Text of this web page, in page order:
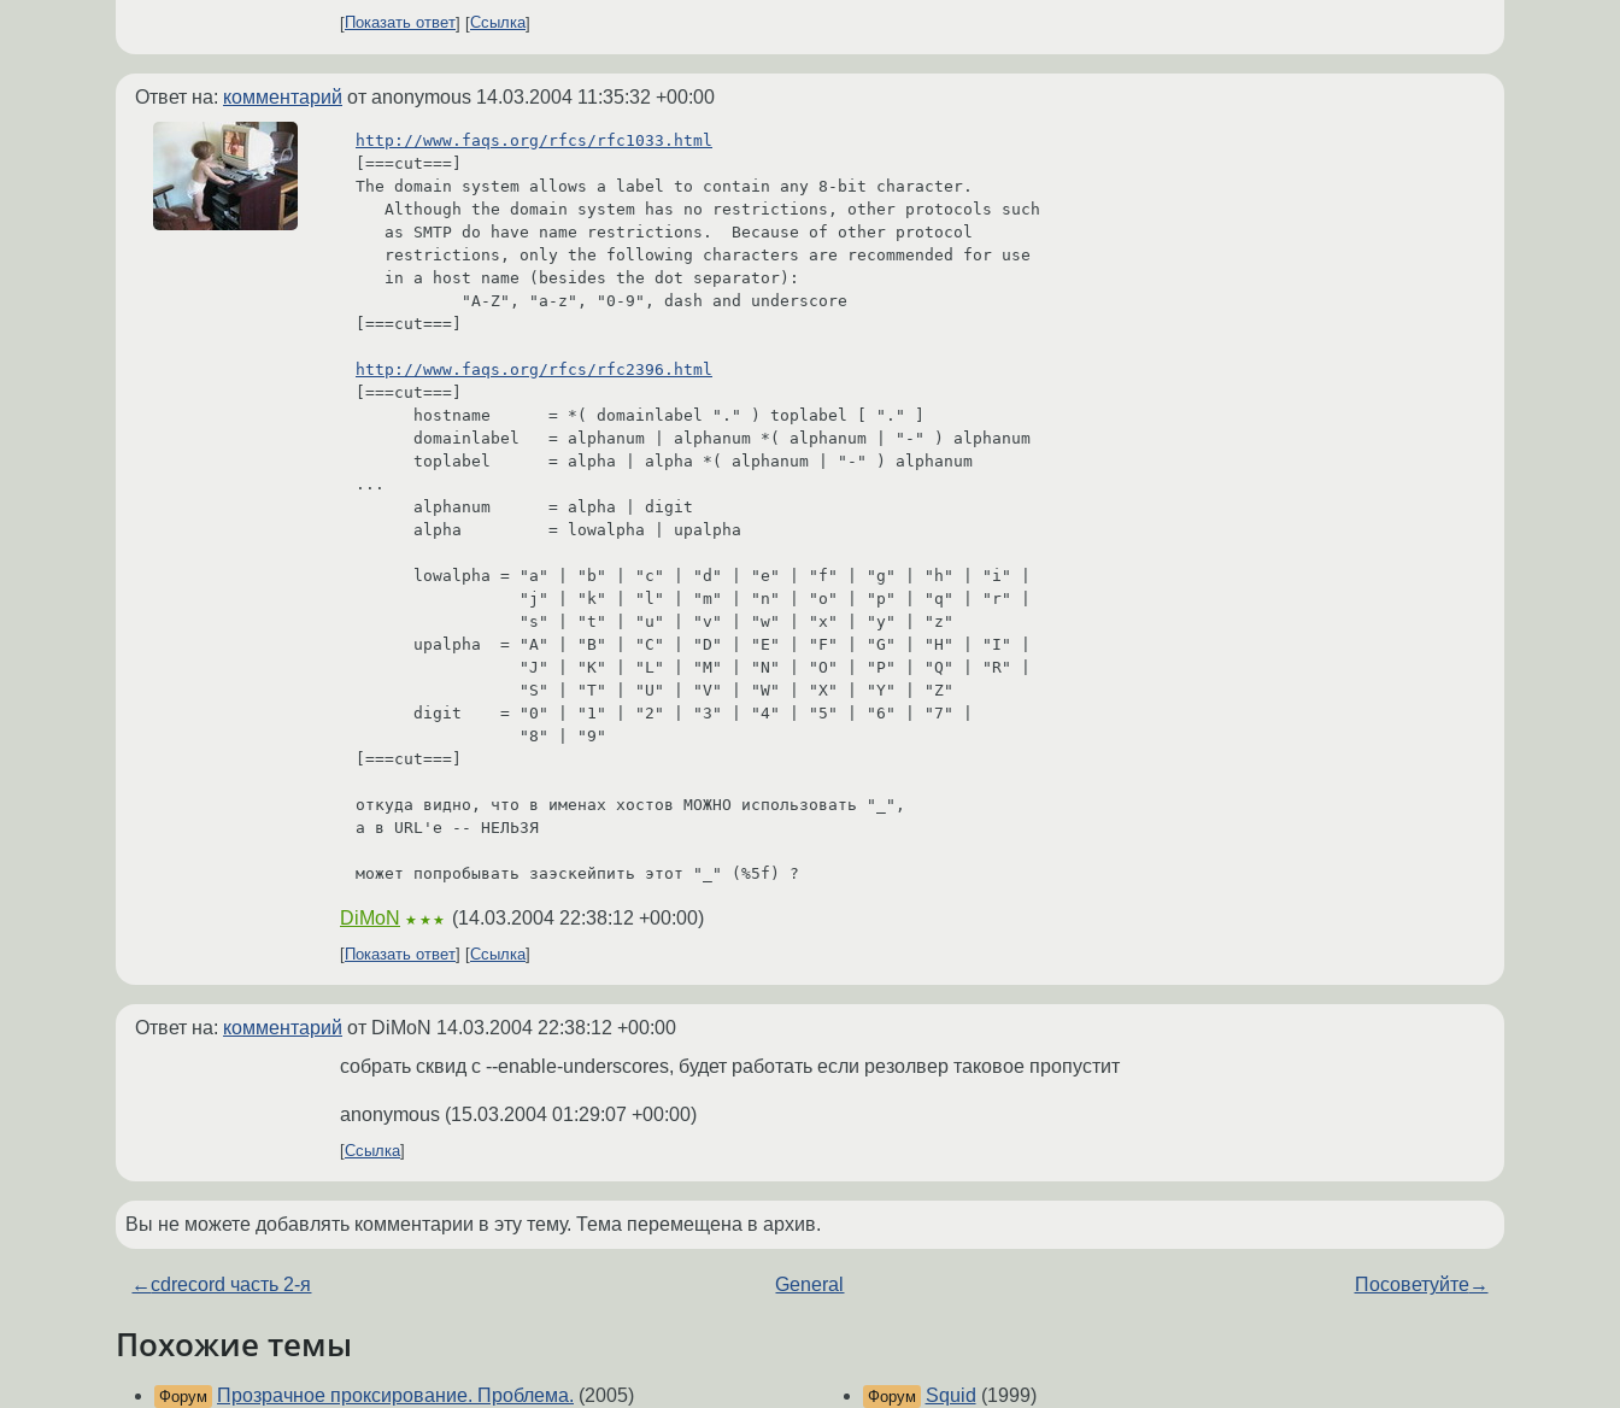
Показать ответ Ссылка
Ответ на: комментарий от anonymous 14.03.2004 11:35:32 +00:00
http://www.faqs.org/rfcs/rfc1033.html
[===cut===]
The domain system allows a label to contain any 8-bit character.
[===cut===]
http://www.faqs.org/rfcs/rfc2396.html
[===cut===]
...
[===cut===]
откуда видно, что в именах хостов МОЖНО использовать "_",
а в URL'е -- НЕЛЬЗЯ
DiMoN ★★★ (14.03.2004 22:38:12 +00:00)
Показать ответ Ссылка
Ответ на: комментарий от DiMoN 14.03.2004 22:38:12 +00:00
собрать сквид с --enable-underscores, будет работать если резолвер таковое пропустит
anonymous (15.03.2004 01:29:07 +00:00)
Ссылка
Вы не можете добавлять комментарии в эту тему. Тема перемещена в архив.
←cdrecord часть 2-я General Посоветуйте→
Похожие темы
Форум Прозрачное проксирование. Проблема. (2005) Форум Squid (1999)